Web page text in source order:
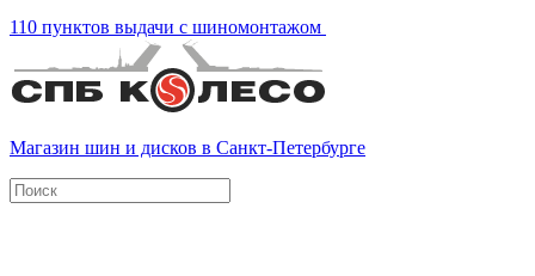
110 пунктов выдачи с шиномонтажом
Магазин шин и дисков в Санкт-Петербурге